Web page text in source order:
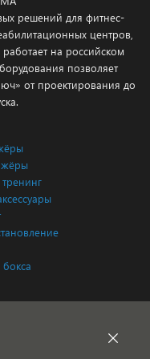
решений для фитнес-
центров,
на российском
позволяет
от проектирования до
данных